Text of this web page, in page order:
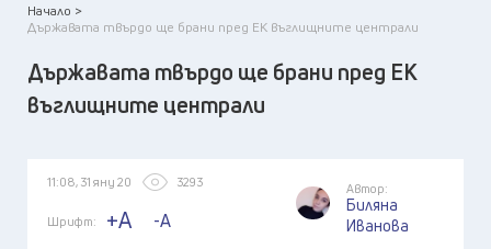
Начало >
Държавата твърдо ще брани пред ЕК въглищните централи
Държавата твърдо ще брани пред ЕК
въглищните централи
11:08, 31 яну 20 3293
Шрифт: +A -A
Автор:
Биляна
Иванова